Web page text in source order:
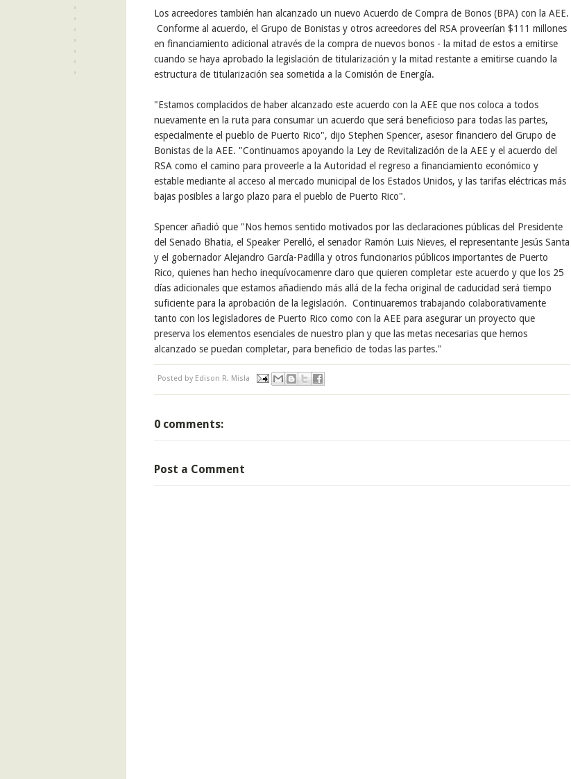
Los acreedores también han alcanzado un nuevo Acuerdo de Compra de Bonos (BPA) con la AEE.
Conforme al acuerdo, el Grupo de Bonistas y otros acreedores del RSA proveerían $111 millones
en financiamiento adicional através de la compra de nuevos bonos - la mitad de estos a emitirse
cuando se haya aprobado la legislación de titularización y la mitad restante a emitirse cuando la
estructura de titularización sea sometida a la Comisión de Energía.
"Estamos complacidos de haber alcanzado este acuerdo con la AEE que nos coloca a todos
nuevamente en la ruta para consumar un acuerdo que será beneficioso para todas las partes,
especialmente el pueblo de Puerto Rico", dijo Stephen Spencer, asesor financiero del Grupo de
Bonistas de la AEE. "Continuamos apoyando la Ley de Revitalización de la AEE y el acuerdo del
RSA como el camino para proveerle a la Autoridad el regreso a financiamiento económico y
estable mediante al acceso al mercado municipal de los Estados Unidos, y las tarifas eléctricas más
bajas posibles a largo plazo para el pueblo de Puerto Rico".
Spencer añadió que "Nos hemos sentido motivados por las declaraciones públicas del Presidente
del Senado Bhatia, el Speaker Perelló, el senador Ramón Luis Nieves, el representante Jesús Santa
y el gobernador Alejandro García-Padilla y otros funcionarios públicos importantes de Puerto
Rico, quienes han hecho inequívocamenre claro que quieren completar este acuerdo y que los 25
días adicionales que estamos añadiendo más allá de la fecha original de caducidad será tiempo
suficiente para la aprobación de la legislación. Continuaremos trabajando colaborativamente
tanto con los legisladores de Puerto Rico como con la AEE para asegurar un proyecto que
preserva los elementos esenciales de nuestro plan y que las metas necesarias que hemos
alcanzado se puedan completar, para beneficio de todas las partes."
Posted by Edison R. Misla
0 comments:
Post a Comment